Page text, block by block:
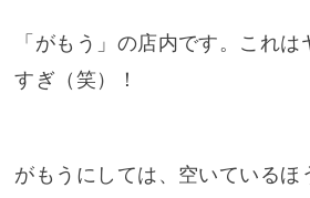
「がもう」の店内です。これ
すぎ（笑）！
がもうにしては、空いているほ